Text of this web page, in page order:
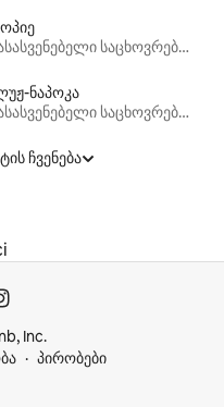
დასასვენებელი საცხოვრებლები
ნაპოკა
დასასვენებელი საცხოვრებლები
ჩვენება
Inc.
პირობები